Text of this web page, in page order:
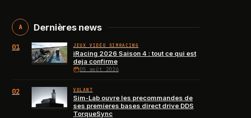
A Dernières news
01 JEUX VIDÉO SIMRACING
iRacing 2026 Saison 4 : tout ce qui est
deja confirme
05 août 2026
02 VOLANT
Sim-Lab ouvre les precommandes de
ses premieres bases direct drive DDS
TorqueSync